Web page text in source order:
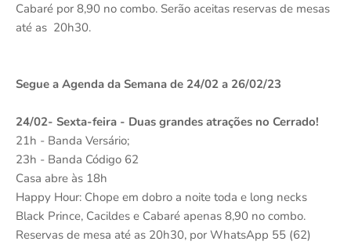
Cabaré por 8,90 no combo. Serão aceitas reservas de mesas
até as 20h30.
Segue a Agenda da Semana de 24/02 a 26/02/23
24/02- Sexta-feira - Duas grandes atrações no Cerrado!
21h - Banda Versário;
23h - Banda Código 62
Casa abre às 18h
Happy Hour: Chope em dobro a noite toda e long necks
Black Prince, Cacildes e Cabaré apenas 8,90 no combo.
Reservas de mesa até as 20h30, por WhatsApp 55 (62)